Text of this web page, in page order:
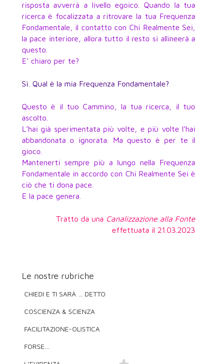
risposta avverrà a livello egoico. Quando la tua
ricerca è focalizzata a ritrovare la tua Frequenza
Fondamentale, il contatto con Chi Realmente Sei,
la pace interiore, allora tutto il resto si allineerà a
questo.
E’ chiaro per te?
Sì. Qual è la mia Frequenza Fondamentale?
Questo è il tuo Cammino, la tua ricerca, il tuo
ascolto.
L’hai già sperimentata più volte, e più volte l’hai
abbandonata o ignorata. Ma questo è per te il
gioco.
Mantenerti sempre più a lungo nella Frequenza
Fondamentale in accordo con Chi Realmente Sei è
ciò che ti dona pace.
E la pace genera.
Tratto da una Canalizzazione alla Fonte
effettuata il 21.03.2023
Le nostre rubriche
CHIEDI E TI SARÀ … DETTO
COSCIENZA & SCIENZA
FACILITAZIONE-OLISTICA
FORSE…